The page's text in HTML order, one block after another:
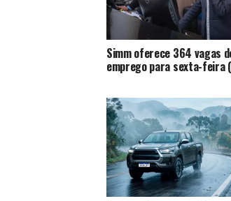
Simm oferece 364 vagas
emprego para sexta-feira